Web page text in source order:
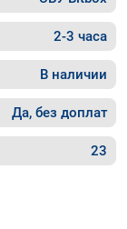
2-3 часа
В наличии
Да, без доплат
23